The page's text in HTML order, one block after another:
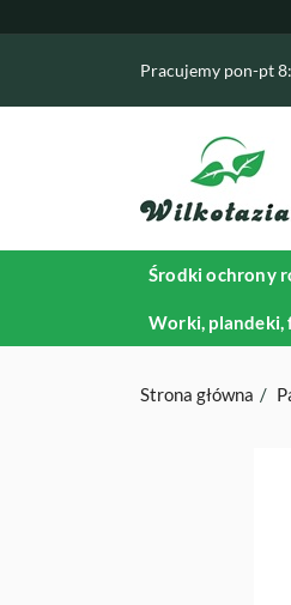
Pracujemy pon-pt
Środki ochrony
Worki, plandeki,
Strona główna